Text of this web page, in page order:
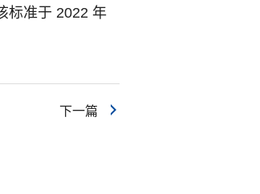
标准于 2022 年
下一篇